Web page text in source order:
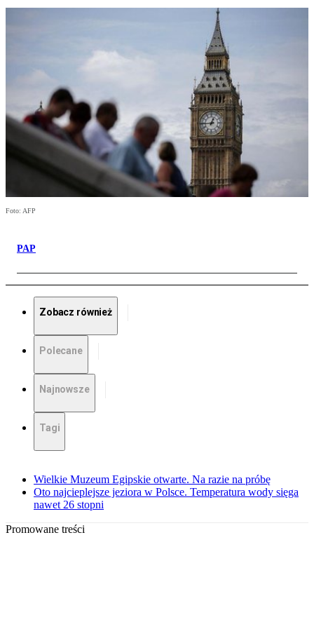
Foto: AFP
PAP
Zobacz również
Polecane
Najnowsze
Tagi
Wielkie Muzeum Egipskie otwarte. Na razie na próbę
Oto najcieplejsze jeziora w Polsce. Temperatura wody sięga
nawet 26 stopni
Promowane treści